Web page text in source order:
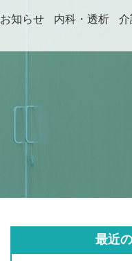
お知らせ 内科・透析 介
最近